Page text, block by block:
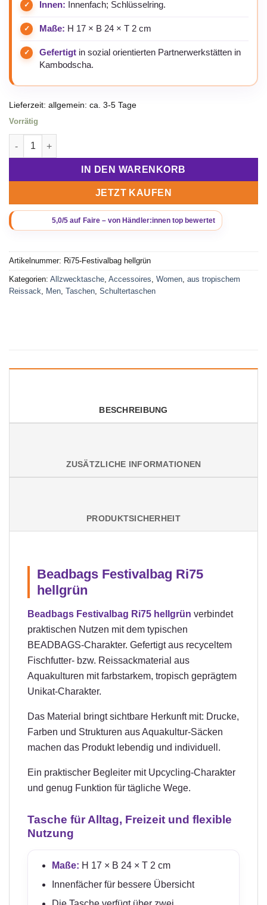
Innen: Innenfach; Schlüsselring.
Maße: H 17 × B 24 × T 2 cm
Gefertigt in sozial orientierten Partnerwerkstätten in
Kambodscha.
Lieferzeit: allgemein: ca. 3-5 Tage
Vorrätig
Beadbags Festivalbag Ri75 hellgrün Menge
IN DEN WARENKORB
JETZT KAUFEN
Artikelnummer: Ri75-Festivalbag hellgrün
Kategorien: Allzwecktasche, Accessoires, Women, aus tropischem
Reissack, Men, Taschen, Schultertaschen
BESCHREIBUNG
ZUSÄTZLICHE INFORMATIONEN
PRODUKTSICHERHEIT
Beadbags Festivalbag Ri75
hellgrün
Beadbags Festivalbag Ri75 hellgrün verbindet
praktischen Nutzen mit dem typischen
BEADBAGS-Charakter. Gefertigt aus recyceltem
Fischfutter- bzw. Reissackmaterial aus
Aquakulturen mit farbstarkem, tropisch geprägtem
Unikat-Charakter.
Das Material bringt sichtbare Herkunft mit: Drucke,
Farben und Strukturen aus Aquakultur-Säcken
machen das Produkt lebendig und individuell.
Ein praktischer Begleiter mit Upcycling-Charakter
und genug Funktion für tägliche Wege.
Tasche für Alltag, Freizeit und flexible
Nutzung
Maße: H 17 × B 24 × T 2 cm
Innenfächer für bessere Übersicht